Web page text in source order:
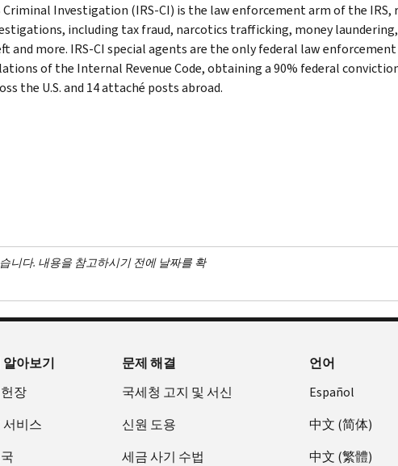
Criminal Investigation (IRS-CI) is the law enforcement arm of the
including tax fraud, narcotics trafficking, money
and more. IRS-CI special agents are the only federal law
of the Internal Revenue Code, obtaining a 90% federal
the U.S. and 14 attaché posts abroad.
니다. 내용을 참고하시기 전에 날짜를 확
알아보기
장
서비스
문제 해결
국세청 고지 및 서신
신원 도용
세금 사기 수법
언어
Español
中文 (简体)
中文 (繁體)